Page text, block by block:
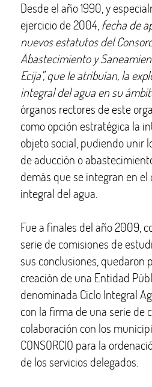
Desde el año 1990, y
ejercicio de 2004, fecha de
nuevos estatutos del
Abastecimiento y
Ecija", que le atribuían, la
integral del agua en su
órganos rectores de este
como opción estratégica la
objeto social, pudiendo unir
de aducción o
demás que se integran en
integral del agua.
Fue a finales del año 2009,
serie de comisiones de
sus conclusiones, quedaron
creación de una Entidad
denominada Ciclo Integral
con la firma de una serie de
colaboración con los
CONSORCIO para la
de los servicios delegados.